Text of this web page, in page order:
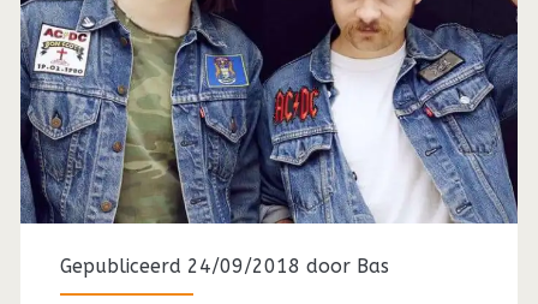
Gepubliceerd 24/09/2018 door Bas